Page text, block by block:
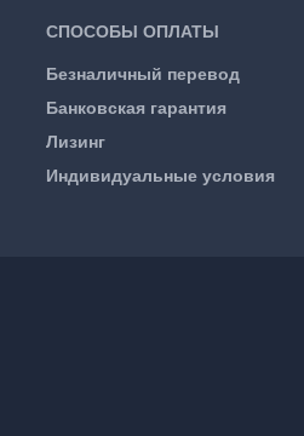
СПОСОБЫ ОПЛАТЫ
Безналичный перевод
Банковская гарантия
Лизинг
Индивидуальные условия